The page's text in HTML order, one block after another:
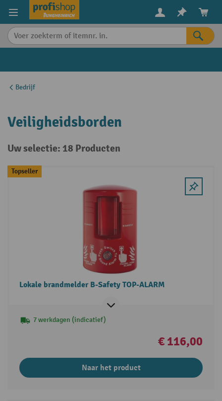
content
Bedrijf
Veiligheidsborden
Uw selectie: 18 Producten
Topseller
Lokale brandmelder B-Safety TOP-ALARM
7 werkdagen (indicatief)
€ 116,00
Naar het product